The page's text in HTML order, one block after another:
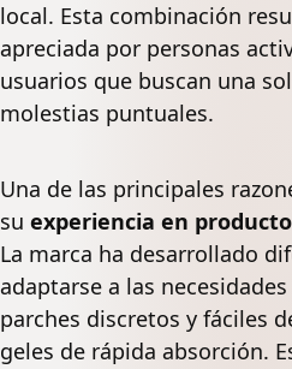
local. Esta combinación
apreciada por personas
usuarios que buscan una
molestias puntuales.
Una de las principales
su experiencia en
La marca ha desarrollado
adaptarse a las
parches discretos y fáciles
geles de rápida absorción.